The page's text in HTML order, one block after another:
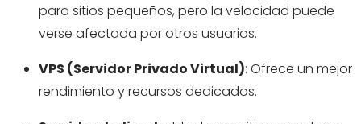
para sitios pequeños, pero la velocidad puede
verse afectada por otros usuarios.
VPS (Servidor Privado Virtual): Ofrece un mejor
rendimiento y recursos dedicados.